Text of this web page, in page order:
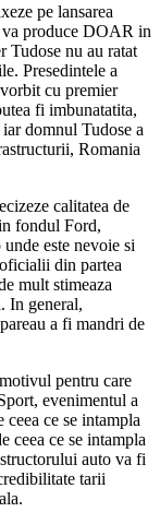
pe lansarea
va produce DOAR in
Tudose nu au ratat
Presedintele a
cu premier
fi imbunatatita,
domnul Tudose a
Romania
calitatea de
fondul Ford,
este nevoie si
din partea
mult stimeaza
In general,
a fi mandri de
pentru care
evenimentul a
ceea ce se intampla
ceea ce se intampla
auto va fi
tarii